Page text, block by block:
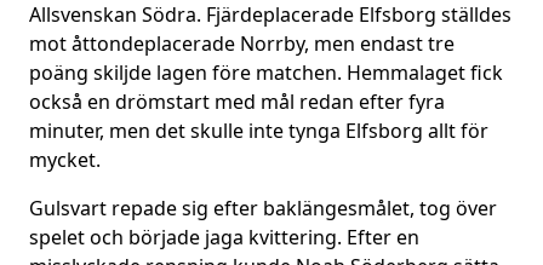
Allsvenskan Södra. Fjärdeplacerade Elfsborg ställdes
mot åttondeplacerade Norrby, men endast tre
poäng skiljde lagen före matchen. Hemmalaget fick
också en drömstart med mål redan efter fyra
minuter, men det skulle inte tynga Elfsborg allt för
mycket.
Gulsvart repade sig efter baklängesmålet, tog över
spelet och började jaga kvittering. Efter en